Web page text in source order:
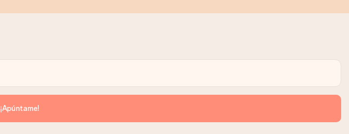
¡Apúntame!